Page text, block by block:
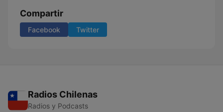
Compartir
Facebook Twitter
Radios Chilenas
Radios y Podcasts